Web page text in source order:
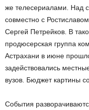
же телесериалами. Над
совместно с
Сергей Петрейков. В
продюсерская группа
Астрахани в июне
задействовались
вузов. Бюджет картины
События